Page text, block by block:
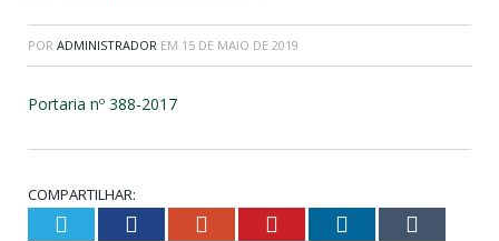
POR ADMINISTRADOR EM 15 DE MAIO DE 2019
Portaria nº 388-2017
COMPARTILHAR:
Twitter Facebook Google+ Pinterest LinkedIn